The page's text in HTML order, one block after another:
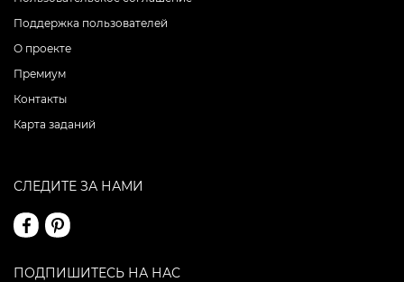
Поддержка пользователей
О проекте
Премиум
Контакты
Карта заданий
СЛЕДИТЕ ЗА НАМИ
ПОДПИШИТЕСЬ НА НАС